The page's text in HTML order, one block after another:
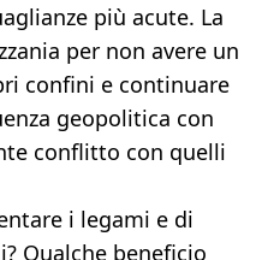
più acute. La
per non avere un
confini e continuare
geopolitica con
conflitto con quelli
i legami e di
Qualche beneficio